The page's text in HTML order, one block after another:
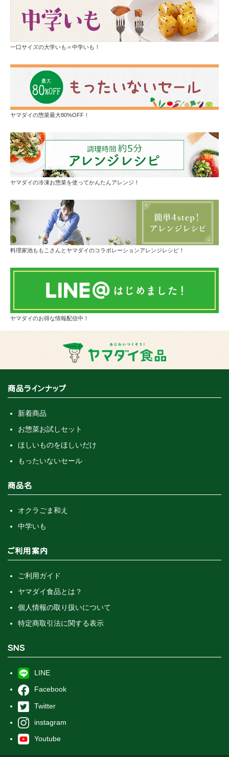
一口サイズの大学いも＝中学いも！
ヤマダイの惣菜最大80%OFF！
ヤマダイの冷凍お惣菜を使ってかんたんアレンジ！
料理家池ももこさんとヤマダイのコラボレーションアレンジレシピ！
ヤマダイのお得な情報配信中！
商品ラインナップ
新着商品
お惣菜お試しセット
ほしいものをほしいだけ
もったいないセール
商品名
オクラごま和え
中学いも
ご利用案内
ご利用ガイド
ヤマダイ食品とは？
個人情報の取り扱いについて
特定商取引法に関する表示
SNS
LINE
Facebook
Twitter
instagram
Youtube